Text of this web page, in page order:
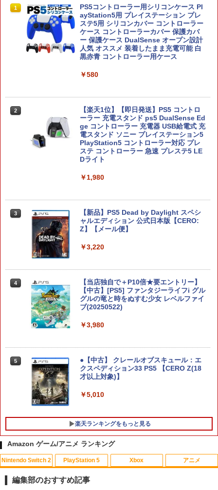
1
任天堂 【Switch2】ゼノブレイド ディフ
ィニティブ・エディション Nintendo S
witch 2 Edition [NXS-P-AUBQB NSW2
ゼノブレイド ディフィニティブ エディ
ション]
￥6,810
￥7,021
FINAL FANTASY X/X-2 HD Remaster
MAGES. 【Joshinオリジナル特典付】
（シュタインズゲート リブート） 通常
￥7,290
witch 2 Edition
1
PS5コントローラー用シリコンケース Pl
ayStation5用 プレイステーション プレ
ステ5用 シリコンカバー コントローラー
ケース コントローラーカバー 保護カバ
ー 保護ケース DualSense オープン設計
人気 オススメ 装着したまま充電可能 白
黒赤青 コントローラー用ケース
￥580
2
【楽天1位】【即日発送】PS5 コントロ
ーラー 充電スタンド ps5 DualSense Ed
ge コントローラー 充電器 USB給電式 充
電スタンド ソニー プレイステーション5
PlayStation5 コントローラー対応 プレ
ステ コントローラー 急速 プレステ5 LE
Dライト
￥1,980
3
【新品】PS5 Dead by Daylight スペシ
ャルエディション 公式日本版【CERO:
Z】【メール便】
￥3,220
4
【当店独自で＋P10倍★要エントリー】
【中古】[PS5] ファンタジーライフi グル
グルの竜と時をぬすむ少女 レベルファイ
ブ(20250522)
￥3,980
5
●【中古】 クレールオブスキュール：エ
クスペディション33 PS5 【CERO Z(18
才以上対象)】
￥5,010
楽天ランキングをもっと見る
1 【中古】ルイージマンション
￥864
1
【中古】【Blu−ray】この世界の片隅
に ブックレット付 / 片渕須直【監督】
Amazon ゲーム/アニメ ランキング
Nintendo Switch 2 PlayStation 5 Xbox アニメ
編集部のおすすめ記事